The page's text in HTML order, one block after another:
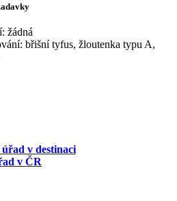
žádná
břišní tyfus, žloutenka typu A,
v destinaci
v ČR